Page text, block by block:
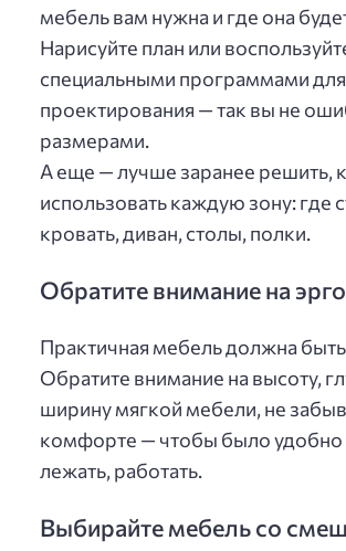
мебель вам нужна и где она
Нарисуйте план или
специальными программами для
проектирования — так вы не
размерами.
А еще — лучше заранее решить,
использовать каждую зону: где
кровать, диван, столы, полки.
Обратите внимание на
Практичная мебель должна
Обратите внимание на высоту,
ширину мягкой мебели, не
комфорте — чтобы было удобно
лежать, работать.
Выбирайте мебель со